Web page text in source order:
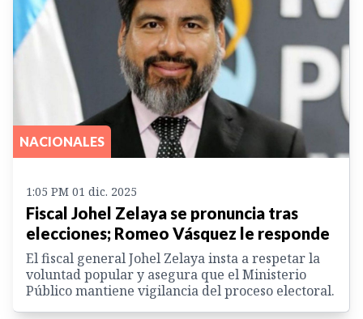
NACIONALES
1:05 PM 01 dic. 2025
Fiscal Johel Zelaya se pronuncia tras
elecciones; Romeo Vásquez le responde
El fiscal general Johel Zelaya insta a respetar la
voluntad popular y asegura que el Ministerio
Público mantiene vigilancia del proceso electoral.